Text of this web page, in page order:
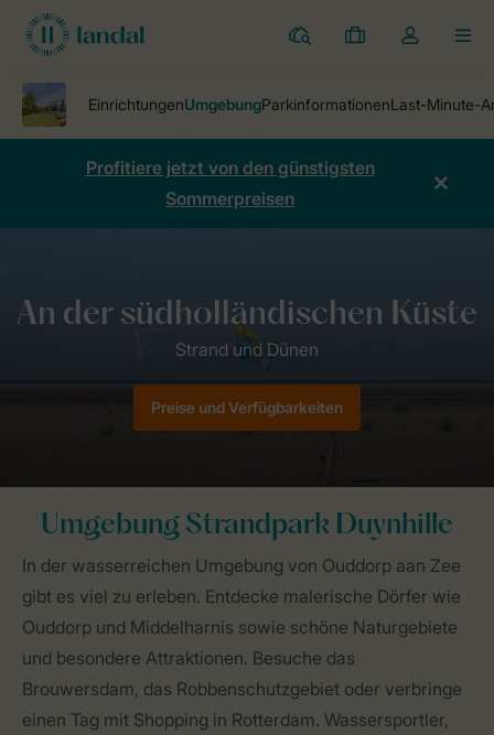
Ferienparks
Meine
Dropdown-
öffnen
Profitiere jetzt von den günstigsten
Sommerpreisen
Preise und Verfügbarkeiten
Umgebung Strandpark Duynhille
In der wasserreichen Umgebung von Ouddorp aan Zee
gibt es viel zu erleben. Entdecke malerische Dörfer wie
Ouddorp und Middelharnis sowie schöne Naturgebiete
und besondere Attraktionen. Besuche das
Brouwersdam, das Robbenschutzgebiet oder verbringe
einen Tag mit Shopping in Rotterdam. Wassersportler,